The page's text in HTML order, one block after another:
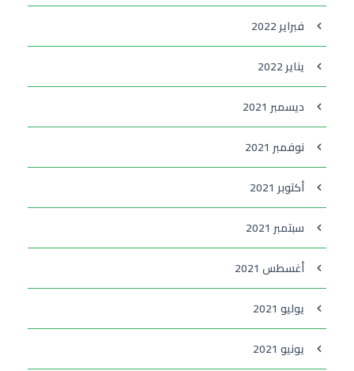
فبراير 2022
يناير 2022
ديسمبر 2021
نوفمبر 2021
أكتوبر 2021
سبتمبر 2021
أغسطس 2021
يوليو 2021
يونيو 2021